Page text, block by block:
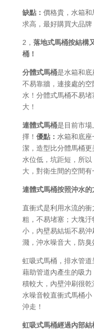
缺點： 價格貴，水箱
求高，最好購買大品牌
2， 落地式馬桶按結構
桶！
分體式馬桶是水箱和底
不易靠牆，連接處的
水！分體式馬桶不易
大！
連體式馬桶是目前市場
擇！ 優點： 水箱和底
潔，造型比分體馬桶
水位低，坑距短，所以
大，對衛生間的空間有
連體式馬桶按照沖水的
直衝式是利用水流的
粗，不易堵塞；大塊汙
小，內壁易結垢不易
濺，沖水噪音大，防臭
虹吸式馬桶，排水管道
藉助管道內產生的吸
積較大，內壁沖刷很
水噪音較直衝式馬桶小
沖走！
虹吸式馬桶經過內部